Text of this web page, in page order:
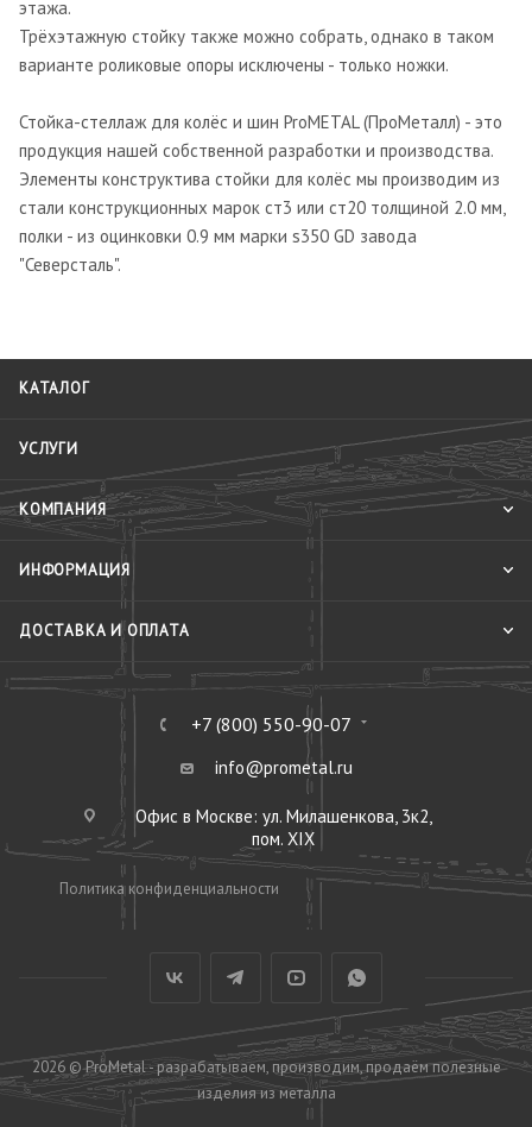
этажа.
Трёхэтажную стойку также можно собрать, однако в таком
варианте роликовые опоры исключены - только ножки.
Стойка-стеллаж для колёс и шин ProMETAL (ПроМеталл) - это
продукция нашей собственной разработки и производства.
Элементы конструктива стойки для колёс мы производим из
стали конструкционных марок ст3 или ст20 толщиной 2.0 мм,
полки - из оцинковки 0.9 мм марки s350 GD завода
"Северсталь".
КАТАЛОГ
УСЛУГИ
КОМПАНИЯ
ИНФОРМАЦИЯ
ДОСТАВКА И ОПЛАТА
+7 (800) 550-90-07
info@prometal.ru
Офис в Москве: ул. Милашенкова, 3к2,
пом. XIX
Политика конфиденциальности
2026 © ProMetal - разрабатываем, производим, продаём полезные
изделия из металла